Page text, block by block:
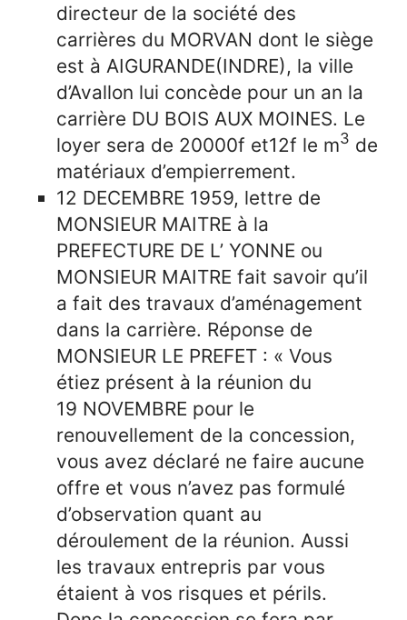
directeur de la société des
carrières du MORVAN dont le siège
est à AIGURANDE(INDRE), la ville
d’Avallon lui concède pour un an la
carrière DU BOIS AUX MOINES. Le
loyer sera de 20000f et12f le m3 de
matériaux d’empierrement.
12 DECEMBRE 1959, lettre de
MONSIEUR MAITRE à la
PREFECTURE DE L’ YONNE ou
MONSIEUR MAITRE fait savoir qu’il
a fait des travaux d’aménagement
dans la carrière. Réponse de
MONSIEUR LE PREFET : « Vous
étiez présent à la réunion du
19 NOVEMBRE pour le
renouvellement de la concession,
vous avez déclaré ne faire aucune
offre et vous n’avez pas formulé
d’observation quant au
déroulement de la réunion. Aussi
les travaux entrepris par vous
étaient à vos risques et périls.